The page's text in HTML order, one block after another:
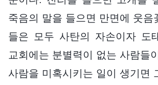
죽음의 말을 들으면 만면에 웃음
들은 모두 사탄의 자손이자 도
교회에는 분별력이 없는 사람들
사람을 미혹시키는 일이 생기면